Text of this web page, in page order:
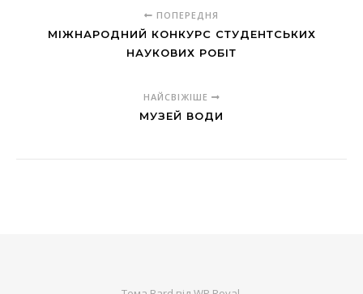
ПОПЕРЕДНЯ
МІЖНАРОДНИЙ КОНКУРС СТУДЕНТСЬКИХ
НАУКОВИХ РОБІТ
НАЙСВІЖІШЕ
МУЗЕЙ ВОДИ